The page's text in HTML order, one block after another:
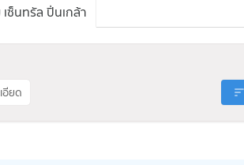
ซ็นทรัล ปิ่นเกล้า
อียด